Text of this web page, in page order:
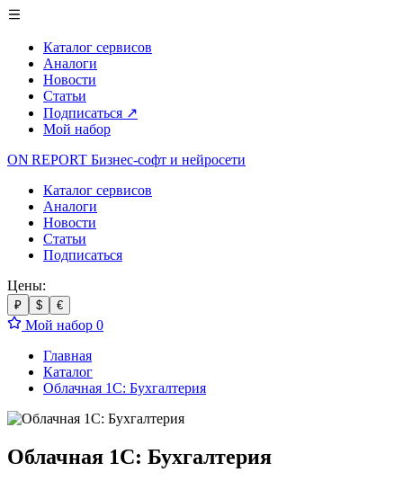
Каталог сервисов
Аналоги
Новости
Статьи
Подписаться ↗
Мой набор
ON REPORT Бизнес-софт и нейросети
Каталог сервисов
Аналоги
Новости
Статьи
Подписаться
Цены:
₽ $ €
Мой набор 0
Главная
Каталог
Облачная 1С: Бухгалтерия
Облачная 1С: Бухгалтерия